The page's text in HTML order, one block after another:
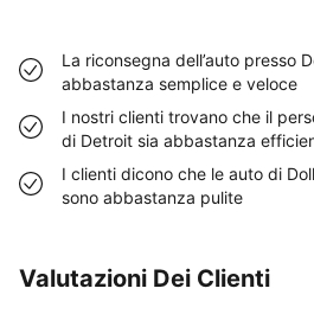
La riconsegna dell’auto presso
abbastanza semplice e veloce
I nostri clienti trovano che il
di Detroit sia abbastanza
I clienti dicono che le auto di
sono abbastanza pulite
Valutazioni Dei Clienti